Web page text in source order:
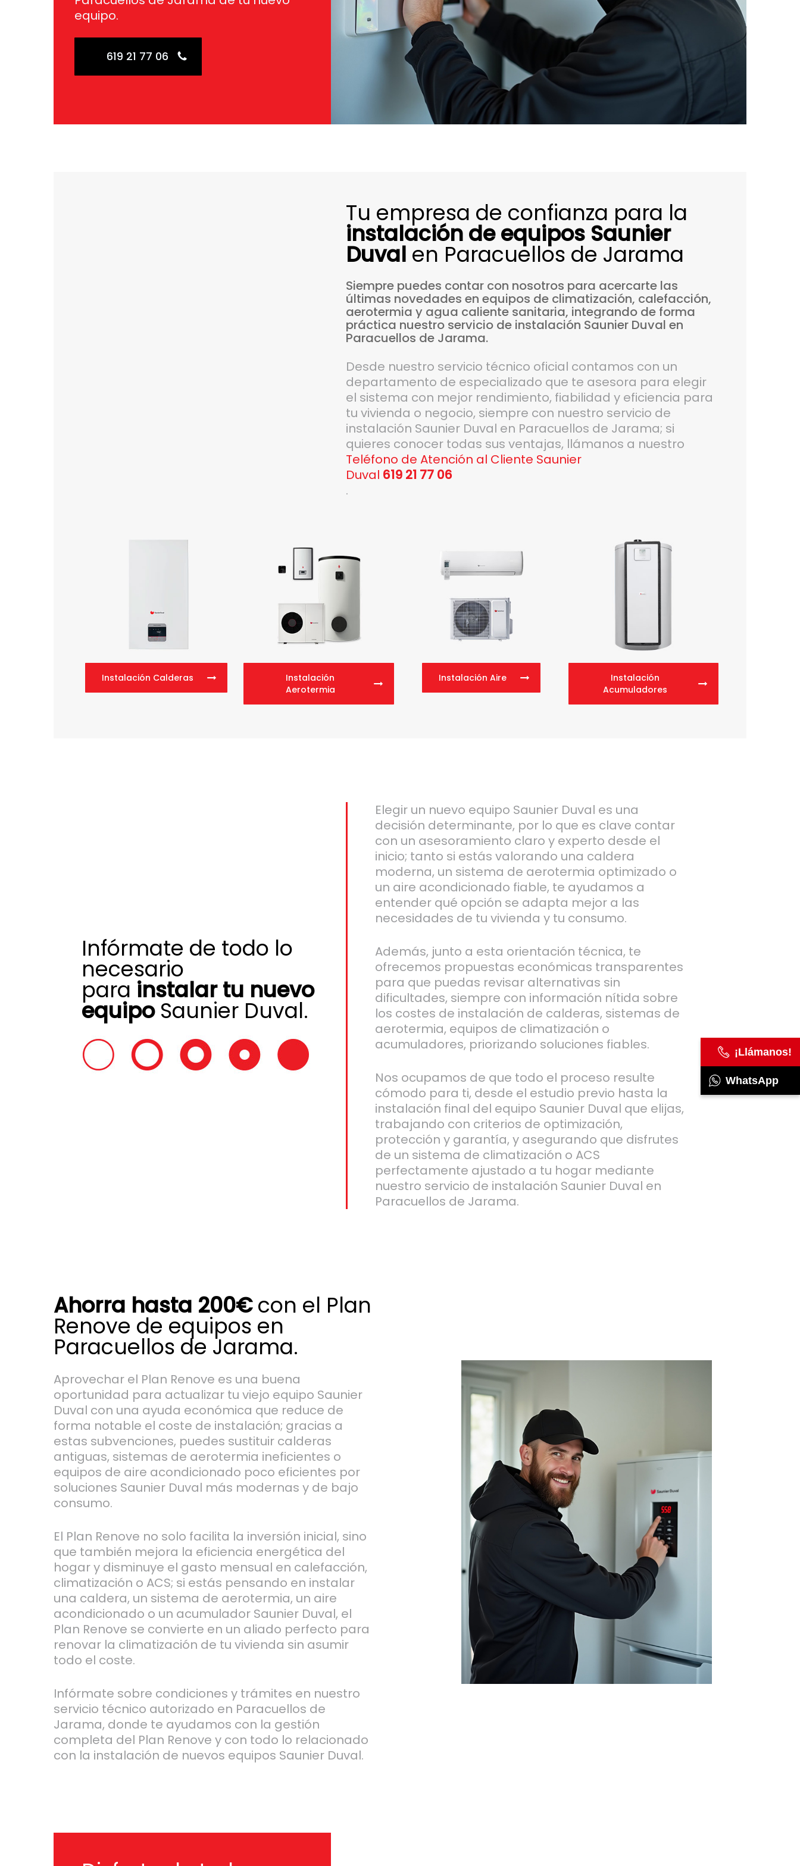
equipo.
619 21 77 06
Tu empresa de confianza para la
instalación de equipos Saunier
Duval en Paracuellos de Jarama
Siempre puedes contar con nosotros para acercarte las
últimas novedades en equipos de climatización, calefacción,
aerotermia y agua caliente sanitaria, integrando de forma
práctica nuestro servicio de instalación Saunier Duval en
Paracuellos de Jarama.
Desde nuestro servicio técnico oficial contamos con un
departamento de especializado que te asesora para elegir
el sistema con mejor rendimiento, fiabilidad y eficiencia para
tu vivienda o negocio, siempre con nuestro servicio de
instalación Saunier Duval en Paracuellos de Jarama; si
quieres conocer todas sus ventajas, llámanos a nuestro
Teléfono de Atención al Cliente Saunier
Duval 619 21 77 06
.
Instalación Calderas
Instalación
Aerotermia
Instalación Aire
Instalación
Acumuladores
Infórmate de todo lo
necesario
para instalar tu nuevo
equipoSaunier Duval.
Elegir un nuevo equipo Saunier Duval es una
decisión determinante, por lo que es clave contar
con un asesoramiento claro y experto desde el
inicio; tanto si estás valorando una caldera
moderna, un sistema de aerotermia optimizado o
un aire acondicionado fiable, te ayudamos a
entender qué opción se adapta mejor a las
necesidades de tu vivienda y tu consumo.
Además, junto a esta orientación técnica, te
ofrecemos propuestas económicas transparentes
para que puedas revisar alternativas sin
dificultades, siempre con información nítida sobre
los costes de instalación de calderas, sistemas de
aerotermia, equipos de climatización o
acumuladores, priorizando soluciones fiables.
Nos ocupamos de que todo el proceso resulte
cómodo para ti, desde el estudio previo hasta la
instalación final del equipo Saunier Duval que elijas,
trabajando con criterios de optimización,
protección y garantía, y asegurando que disfrutes
de un sistema de climatización o ACS
perfectamente ajustado a tu hogar mediante
nuestro servicio de instalación Saunier Duval en
Paracuellos de Jarama.
Ahorra hasta 200€con el Plan
Renove de equipos en
Paracuellos de Jarama.
Aprovechar el Plan Renove es una buena
oportunidad para actualizar tu viejo equipo Saunier
Duval con una ayuda económica que reduce de
forma notable el coste de instalación; gracias a
estas subvenciones, puedes sustituir calderas
antiguas, sistemas de aerotermia ineficientes o
equipos de aire acondicionado poco eficientes por
soluciones Saunier Duval más modernas y de bajo
consumo.
El Plan Renove no solo facilita la inversión inicial, sino
que también mejora la eficiencia energética del
hogar y disminuye el gasto mensual en calefacción,
climatización o ACS; si estás pensando en instalar
una caldera, un sistema de aerotermia, un aire
acondicionado o un acumulador Saunier Duval, el
Plan Renove se convierte en un aliado perfecto para
renovar la climatización de tu vivienda sin asumir
todo el coste.
Infórmate sobre condiciones y trámites en nuestro
servicio técnico autorizado en Paracuellos de
Jarama, donde te ayudamos con la gestión
completa del Plan Renove y con todo lo relacionado
con la instalación de nuevos equipos Saunier Duval.
¡Llámanos!
WhatsApp